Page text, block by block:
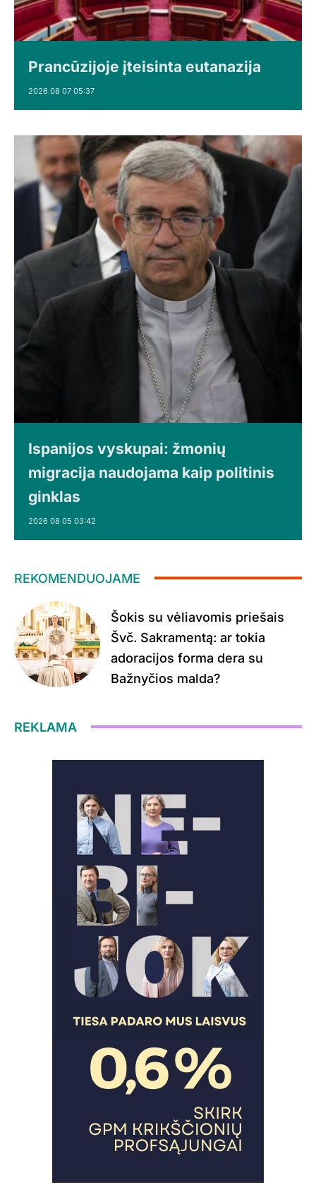
Prancūzijoje įteisinta eutanazija
2026 08 07 05:37
Ispanijos vyskupai: žmonių
migracija naudojama kaip politinis
ginklas
2026 08 05 03:42
REKOMENDUOJAME
Šokis su vėliavomis priešais
Švč. Sakramentą: ar tokia
adoracijos forma dera su
Bažnyčios malda?
REKLAMA